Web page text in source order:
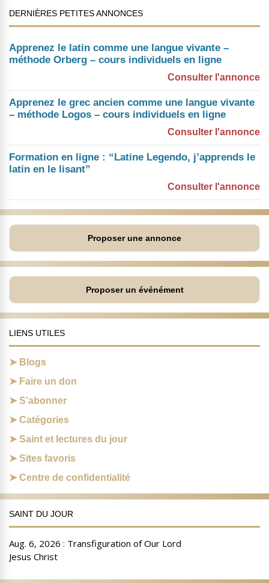
DERNIÈRES PETITES ANNONCES
Apprenez le latin comme une langue vivante –
méthode Orberg – cours individuels en ligne
Consulter l'annonce
Apprenez le grec ancien comme une langue vivante
– méthode Logos – cours individuels en ligne
Consulter l'annonce
Formation en ligne : “Latine Legendo, j’apprends le
latin en le lisant”
Consulter l'annonce
Proposer une annonce
Proposer un événément
LIENS UTILES
Blogs
Faire un don
S’abonner
Catégories
Saint et lectures du jour
Sites favoris
Centre de confidentialité
SAINT DU JOUR